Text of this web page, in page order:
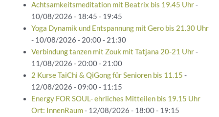
Achtsamkeitsmeditation mit Beatrix bis 19.45 Uhr-
10/08/2026 - 18:45 - 19:45
Yoga Dynamik und Entspannung mit Gero bis 21.30 Uhr
- 10/08/2026 - 20:00 - 21:30
Verbindung tanzen mit Zouk mit Tatjana 20-21 Uhr-
11/08/2026 - 20:00 - 21:00
2 Kurse TaiChi & QiGong für Senioren bis 11.15 -
12/08/2026 - 09:00 - 11:15
Energy FOR SOUL- ehrliches Mitteilen bis 19.15 Uhr
Ort: InnenRaum- 12/08/2026 - 18:00 - 19:15